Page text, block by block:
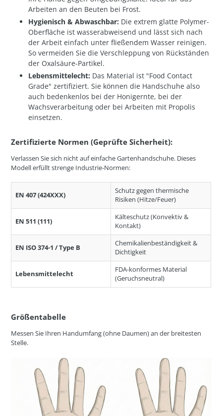
Arbeiten an den Beuten bei Frost.
Hygienisch & Abwaschbar: Die extrem glatte Polymer-
Oberfläche ist wasserabweisend und lässt sich nach
der Arbeit einfach unter fließendem Wasser reinigen.
So vermeiden Sie die Verschleppung von Rückständen
der Oxalsäure-Partikel.
Lebensmittelecht: Das Material ist "Food Contact
Grade" zertifiziert. Sie können die Handschuhe also
auch bedenkenlos bei der Honigernte, bei der
Wachsverarbeitung oder bei Arbeiten mit Propolis
einsetzen.
Zertifizierte Normen (Geprüfte Sicherheit):
Verlassen Sie sich nicht auf einfache Gartenhandschuhe. Dieses
Modell erfüllt strenge Industrie-Normen:
EN 407 (424XXX)
Schutz gegen thermische
Risiken (Hitze/Feuer)
EN 511 (111)
Kälteschutz (Konvektiv &
Kontakt)
EN ISO 374-1 / Type B
Chemikalienbeständigkeit &
Dichtigkeit
Lebensmittelecht
FDA-konformes Material
(Geruchsneutral)
Größentabelle
Messen Sie Ihren Handumfang (ohne Daumen) an der breitesten
Stelle.